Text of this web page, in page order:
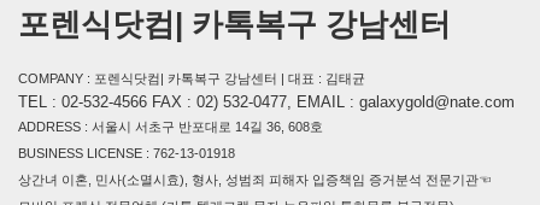
포렌식닷컴| 카톡복구 강남센터
COMPANY : 포렌식닷컴| 카톡복구 강남센터 | 대표 : 김태균
TEL : 02-532-4566 FAX : 02) 532-0477, EMAIL : galaxygold@nate.com
ADDRESS : 서울시 서초구 반포대로 14길 36, 608호
BUSINESS LICENSE : 762-13-01918
상간녀 이혼, 민사(소멸시효), 형사, 성범죄 피해자 입증책임 증거분석 전문기관☜